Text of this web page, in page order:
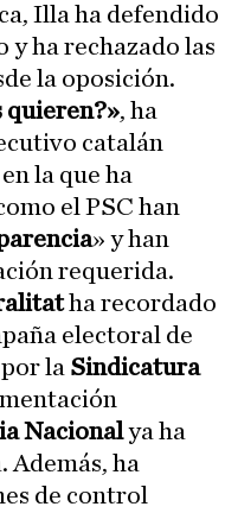
Illa ha defendido
y ha rechazado las
la oposición.
quieren?», ha
catalán
la que ha
el PSC han
» y han
requerida.
ha recordado
electoral de
la Sindicatura
Nacionalya ha
ha
de control